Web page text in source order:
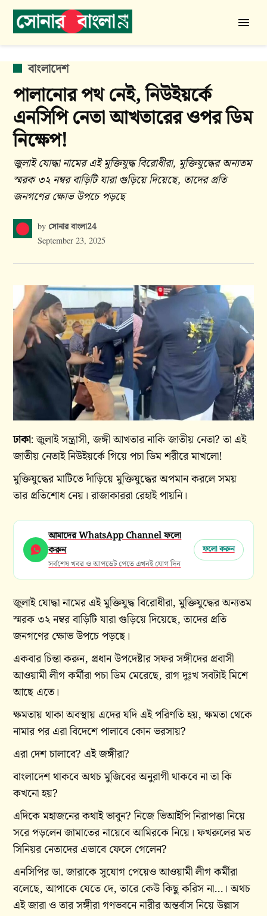
Skip
বাংলা
24
POSTED
বাংলাদেশ
পালানোর পথ নেই, নিউইয়র্কে
এনসিপি নেতা আখতারের ওপর ডিম
নিক্ষেপ!
জুলাই যোদ্ধা নামের এই মুক্তিযুদ্ধ বিরোধীরা, মুক্তিযুদ্ধের অন্যতম
স্মরক ৩২ নম্বর বাড়িটি যারা গুড়িয়ে দিয়েছে, তাদের প্রতি
জনগণের ক্ষোভ উপচে পড়ছে
by সোনার বাংলা24
September 23, 2025
ঢাকা: জুলাই সন্ত্রাসী, জঙ্গী আখতার নাকি জাতীয় নেতা? তা এই
জাতীয় নেতাই নিউইয়র্কে গিয়ে পচা‌ ডিম শরীরে মাখলো!
মুক্তিযুদ্ধের মাটিতে দাঁড়িয়ে মুক্তিযুদ্ধের অপমান করলে সময়
তার প্রতিশোধ নেয়। রাজাকাররা রেহাই পায়নি।
আমাদের WhatsApp Channel ফলো
করুন
সর্বশেষ খবর ও আপডেট পেতে এখনই যোগ দিন
ফলো করুন
জুলাই যোদ্ধা নামের এই মুক্তিযুদ্ধ বিরোধীরা, মুক্তিযুদ্ধের অন্যতম
স্মরক ৩২ নম্বর বাড়িটি যারা গুড়িয়ে দিয়েছে, তাদের প্রতি
জনগণের ক্ষোভ উপচে পড়ছে।
একবার চিন্তা করুন, প্রধান উপদেষ্টার সফর সঙ্গীদের প্রবাসী
আওয়ামী লীগ কর্মীরা পচা ডিম মেরেছে, রাগ দুঃখ সবটাই মিশে
আছে এতে।
ক্ষমতায় থাকা অবস্থায় এদের যদি এই পরিণতি হয়, ক্ষমতা থেকে
নামার পর এরা বিদেশে পালাবে কোন ভরসায়?
এরা দেশ চালাবে? এই জঙ্গীরা?
বাংলাদেশ থাকবে অথচ মুজিবের অনুরাগী থাকবে না তা কি
কখনো হয়?
এদিকে মহাজনের কথাই ভাবুন? নিজে ভিআইপি নিরাপত্তা নিয়ে
সরে পড়লেন জামাতের নায়েবে আমিরকে নিয়ে। ফখরুলের মত
সিনিয়র নেতাদের এভাবে ফেলে গেলেন?
এনসিপির ডা. জারাকে সুযোগ পেয়েও আওয়ামী লীগ কর্মীরা
বলেছে, আপাকে যেতে দে, তারে কেউ কিছু করিস না…। অথচ
এই জারা ও তার সঙ্গীরা গণভবনে নারীর অন্তর্বাস নিয়ে উল্লাস